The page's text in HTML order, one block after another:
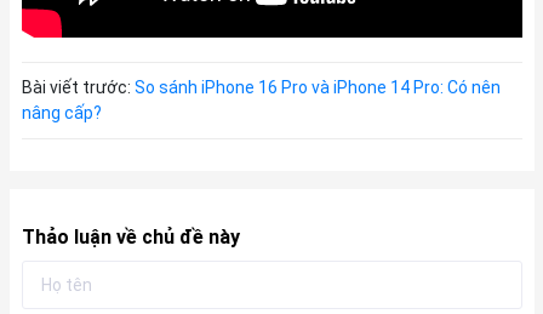
Bài viết trước: So sánh iPhone 16 Pro và iPhone 14 Pro: Có nên
nâng cấp?
Thảo luận về chủ đề này